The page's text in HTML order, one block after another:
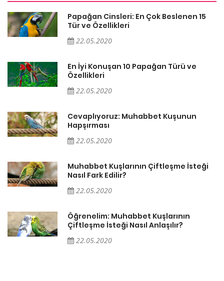
Papağan Cinsleri: En Çok Beslenen 15
Tür ve Özellikleri
22.05.2020
En İyi Konuşan 10 Papağan Türü ve
Özellikleri
22.05.2020
Cevaplıyoruz: Muhabbet Kuşunun
Hapşırması
22.05.2020
Muhabbet Kuşlarının Çiftleşme İsteği
Nasıl Fark Edilir?
22.05.2020
Öğrenelim: Muhabbet Kuşlarının
Çiftleşme İsteği Nasıl Anlaşılır?
22.05.2020